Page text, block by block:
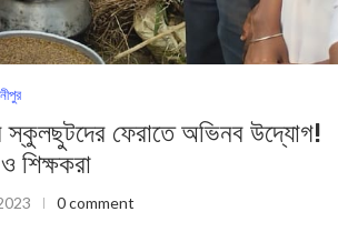
ফেরাতে অভিনব উদ্যোগ!
শিক্ষকরা
0 comment